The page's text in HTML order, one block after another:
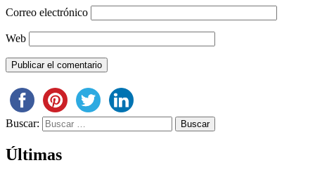
Correo electrónico
Web
Buscar:
Últimas